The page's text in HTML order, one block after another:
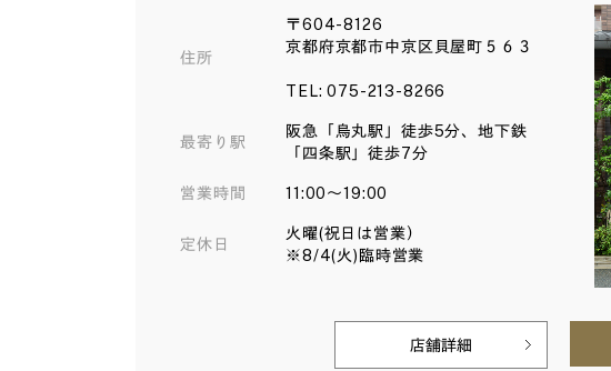
住所
〒604-8126
京都府京都市中京区貝屋町５６３
TEL: 075-213-8266
最寄り駅
阪急「烏丸駅」徒歩5分、地下鉄
「四条駅」徒歩7分
営業時間 11:00～19:00
定休日
火曜(祝日は営業）
※8/4(火)臨時営業
店舗詳細